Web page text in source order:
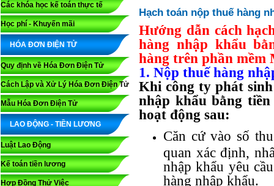
Các khóa học kế toán thực tế
Học phí - Khuyến mãi
HÓA ĐƠN ĐIỆN TỬ
Quy định về Hóa Đơn Điện Tử
Cách Lập và Xử Lý Hóa Đơn Điện Tử
Mẫu Hóa Đơn Điện Tử
LAO ĐỘNG - TIỀN LƯƠNG
Luật Lao Động
Kế toán tiền lương
Hợp Đồng Thử Việc
Hạch toán nộp thuế hàng
Hướng dẫn cách
hàng nhập khẩu
hàng trên phần mềm
1. Nộp thuế hàng
Khi công ty phát
nhập khẩu bằng
hoạt động sau:
Căn cứ vào số
quan xác định,
nhập khẩu yêu
hàng nhập khẩu.